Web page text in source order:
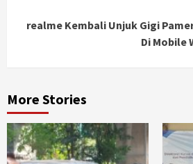
realme Kembali Unjuk Gigi
Di Mobile
More Stories